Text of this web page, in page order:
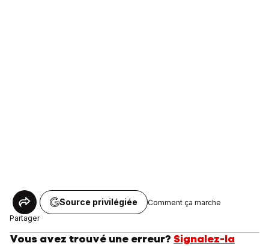
Partager
Source privilégiée Comment ça marche
Vous avez trouvé une erreur? Signalez-la